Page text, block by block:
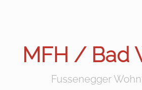
MFH / Bad
Fussenegger